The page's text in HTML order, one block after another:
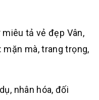
tả vẻ đẹp Vân,
mà, trang trọng,
nhân hóa, đối